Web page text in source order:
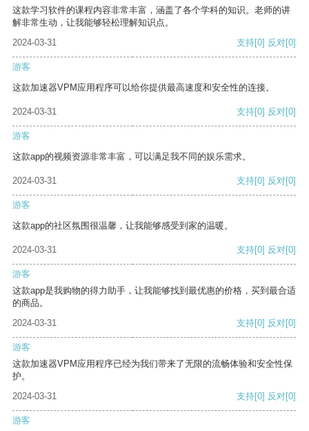
这款学习软件的课程内容非常丰富，涵盖了各个学科的知识。老师的讲
解非常生动，让我能够轻松理解知识点。
2024-03-31
支持[0] 反对[0]
游客
这款加速器VPM应用程序可以给你提供最高速度和安全性的连接。
2024-03-31 支持[0] 反对[0]
游客
这款app的视频资源非常丰富，可以满足我不同的娱乐需求。
2024-03-31 支持[0] 反对[0]
游客
这款app的社区氛围很温馨，让我能够感受到家的温暖。
2024-03-31 支持[0] 反对[0]
游客
这款app是我购物的得力助手，让我能够找到最优惠的价格，买到最合适
的商品。
2024-03-31
支持[0] 反对[0]
游客
这款加速器VPM应用程序已经为我们带来了无限的流畅体验和安全性保
护。
2024-03-31
支持[0] 反对[0]
游客